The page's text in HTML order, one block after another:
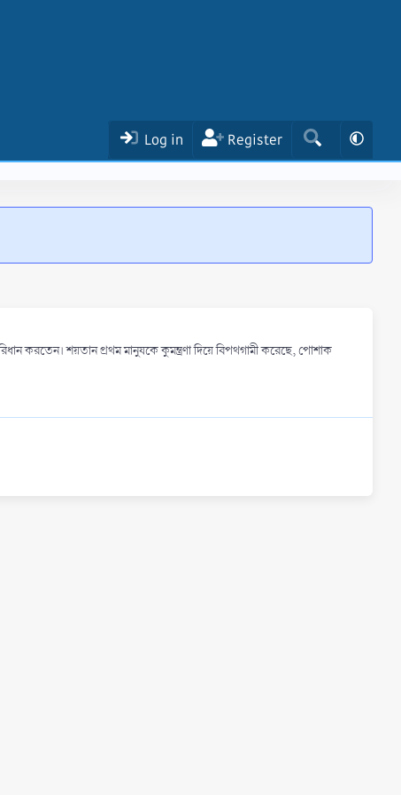
Log in Register
করতেন। শয়তান প্রথম মানুষকে কুমন্ত্রণা দিয়ে বিপথগামী করেছে, পােশাক